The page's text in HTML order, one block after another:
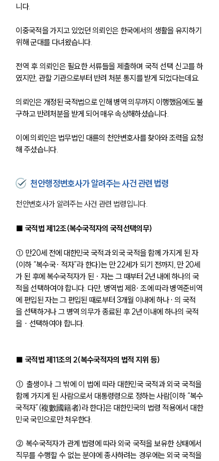
니다.
이중국적을 가지고 있었던 의뢰인은 한국에서의 생활을 유지하기
위해 군대를 다녀왔습니다.
전역 후 의뢰인은 필요한 서류들을 제출하며 국적 선택 신고를 하
였지만, 관할 기관으로부터 반려 처분 통지를 받게 되었다는데요.
의뢰인은 개정된 국적법으로 인해 병역 의무까지 이행했음에도 불
구하고 반려처분을 받게 되어 매우 속상해하셨습니다.
이에 의뢰인은 법무법인 대륜의 천안변호사를 찾아와 조력을 요청
해 주셨습니다.
천안행정변호사가 알려주는 사건 관련 법령
천안변호사가 알려주는 사건 관련 법령입니다.
■ 국적법 제12조(복수국적자의 국적선택의무)
① 만20세 전에 대한민국 국적과 외국 국적을 함께 가지게 된 자
(이하 “복수국· 적자”라 한다)는 만 22세가 되기 전까지, 만 20세
가 된 후에 복수국적자가 된 · 자는 그 때부터 2년 내에 하나의 국
적을 선택하여야 합니다. 다만, 병역법 제8· 조에 따라 병역준비역
에 편입된 자는 그 편입된 때로부터 3개월 이내에 하나· 의 국적
을 선택하거나 그 병역 의무가 종료된 후 2년 이내에 하나의 국적
을 · 선택하여야 합니다.
■ 국적법 제11조의 2(복수국적자의 법적 지위 등)
① 출생이나 그 밖에 이 법에 따라 대한민국 국적과 외국 국적을
함께 가지게 된 사람으로서 대통령령으로 정하는 사람[이하 “복수
국적자”(複數國籍者)라 한다]은 대한민국의 법령 적용에서 대한
민국 국민으로만 처우한다.
② 복수국적자가 관계 법령에 따라 외국 국적을 보유한 상태에서
직무를 수행할 수 없는 분야에 종사하려는 경우에는 외국 국적을